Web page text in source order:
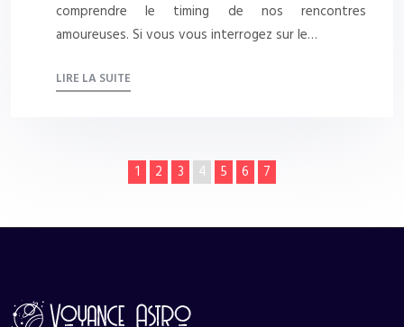
comprendre le timing de nos rencontres
amoureuses. Si vous vous interrogez sur le…
LIRE LA SUITE
1 2 3 4 5 6 7